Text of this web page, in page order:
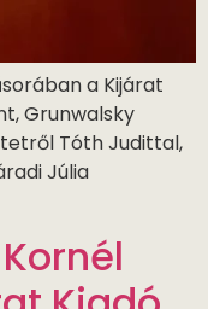
a Kijárat
Grunwalsky
Tóth Judittal,
Júlia